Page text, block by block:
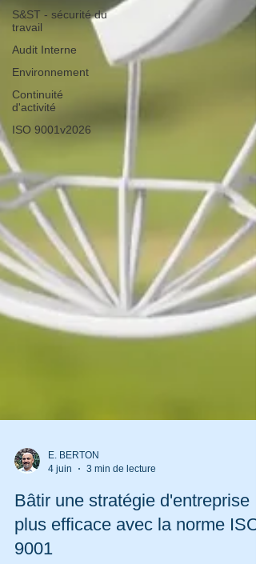
S&ST - sécurité du
travail
Audit Interne
Environnement
Continuité
d'activité
ISO 9001v2026
4 juin
3 min de lecture
Bâtir une stratégie d'entreprise
plus efficace avec la norme ISO